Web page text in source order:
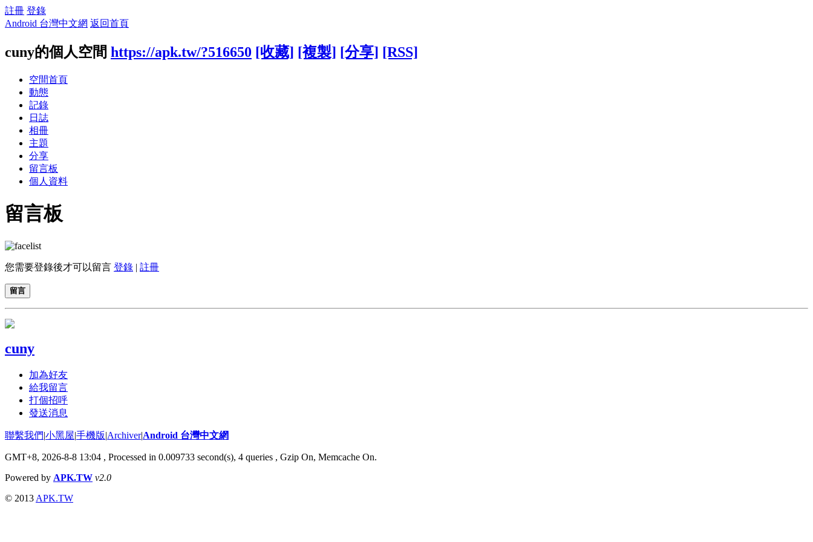
註冊 登錄
Android 台灣中文網 返回首頁
cuny的個人空間 https://apk.tw/?516650 [收藏] [複製] [分享] [RSS]
空間首頁
動態
記錄
日誌
相冊
主題
分享
留言板
個人資料
留言板
您需要登錄後才可以留言 登錄 | 註冊
留言
cuny
加為好友
給我留言
打個招呼
發送消息
聯繫我們|小黑屋|手機版|Archiver|Android 台灣中文網
GMT+8, 2026-8-8 13:04 , Processed in 0.009733 second(s), 4 queries , Gzip On, Memcache On.
Powered by APK.TW v2.0
© 2013 APK.TW